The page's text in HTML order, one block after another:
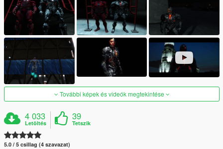
További képek és videók megtekintése
4 033
Letöltés
39
Tetszik
5.0 / 5 csillag (4 szavazat)